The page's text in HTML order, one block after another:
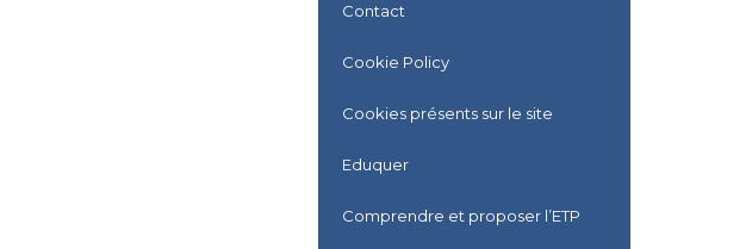
Contact
Cookie Policy
Cookies présents sur le site
Eduquer
Comprendre et proposer l’ETP